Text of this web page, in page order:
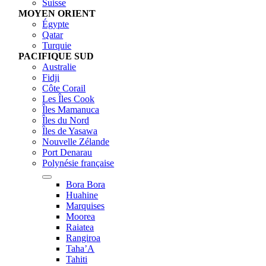
Suisse
MOYEN ORIENT
Égypte
Qatar
Turquie
PACIFIQUE SUD
Australie
Fidji
Côte Corail
Les Îles Cook
Îles Mamanuca
Îles du Nord
Îles de Yasawa
Nouvelle Zélande
Port Denarau
Polynésie française
Bora Bora
Huahine
Marquises
Moorea
Raiatea
Rangiroa
Taha’A
Tahiti